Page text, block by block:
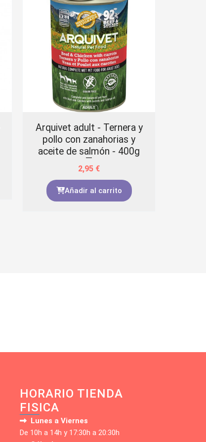
Arquivet adult - Ternera y
pollo con zanahorias y
aceite de salmón - 400g
2,95 €
Añadir al carrito
HORARIO TIENDA
FISICA
Lunes a Viernes
De 10h a 14h y 17:30h a 20:30h